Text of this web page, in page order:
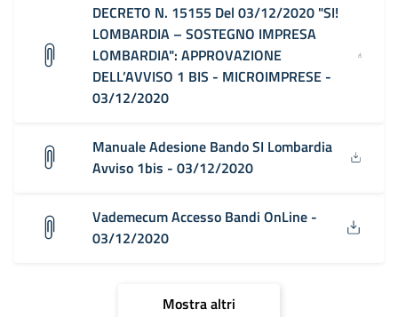
DECRETO N. 15155 Del 03/12/2020 "SI!
LOMBARDIA – SOSTEGNO IMPRESA
LOMBARDIA": APPROVAZIONE
DELL’AVVISO 1 BIS - MICROIMPRESE -
03/12/2020
Manuale Adesione Bando SI Lombardia
Avviso 1bis - 03/12/2020
Vademecum Accesso Bandi OnLine -
03/12/2020
Mostra altri